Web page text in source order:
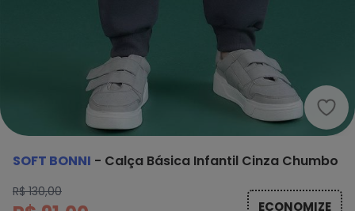
Soft
SOFT BONNI - Calça Básica Infantil Cinza Chumbo
R$ 130,00
ECONOMIZE